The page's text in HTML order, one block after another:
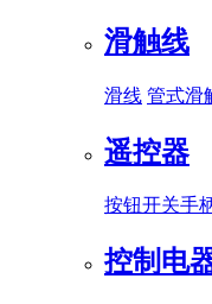
滑触线
滑线 管式滑
遥控器
按钮开关手
控制电